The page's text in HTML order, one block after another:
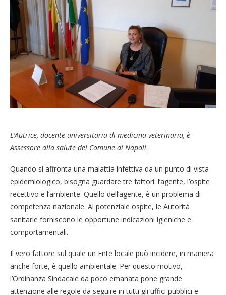
L’Autrice, docente universitaria di medicina veterinaria, è
Assessore alla salute del Comune di Napoli.
Quando si affronta una malattia infettiva da un punto di vista
epidemiologico, bisogna guardare tre fattori: l’agente, l’ospite
recettivo e l’ambiente. Quello dell’agente, è un problema di
competenza nazionale. Al potenziale ospite, le Autorità
sanitarie forniscono le opportune indicazioni igieniche e
comportamentali.
Il vero fattore sul quale un Ente locale può incidere, in maniera
anche forte, è quello ambientale. Per questo motivo,
l’Ordinanza Sindacale da poco emanata pone grande
attenzione alle regole da seguire in tutti gli uffici pubblici e